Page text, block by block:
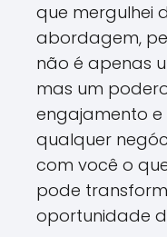
que mergulhei
abordagem,
não é apenas
mas um
engajamento
qualquer
com você o
pode
oportunidade